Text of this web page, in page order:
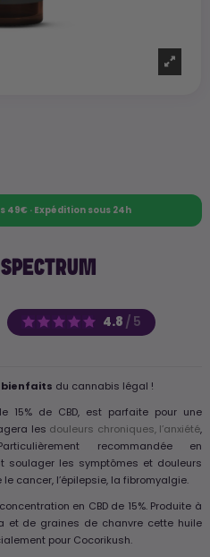
49€ · Expédition sous 24h
4.8 / 5
bienfaits du cannabis légal !
15% de CBD, est parfaite pour une
les douleurs chroniques, l’anxiété,
recommandée en
soulager les symptômes et douleurs
cancer, l’épilepsie, la fibromyalgie.
en CBD de 15%. Produite à
et de graines de chanvre cette huile
pour Cocorikush.